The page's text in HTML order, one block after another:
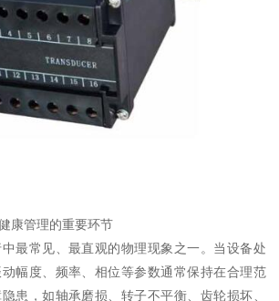
康管理的重要环节
最常见、最直观的物理现象之一。当设备处
幅度、频率、相位等参数通常保持在合理范
患，如轴承磨损、转子不平衡、齿轮损坏、